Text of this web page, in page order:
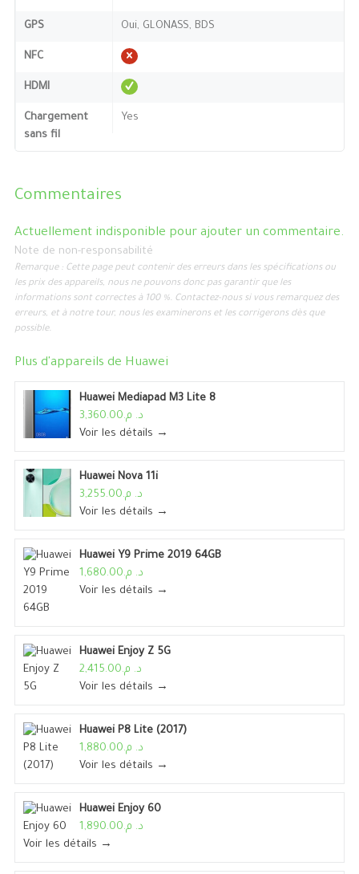
GPS Oui, GLONASS, BDS
NFC
HDMI
Chargement
sans fil
Yes
Commentaires
Actuellement indisponible pour ajouter un commentaire.
Note de non-responsabilité
Remarque : Cette page peut contenir des erreurs dans les spécifications ou
les prix des appareils, nous ne pouvons donc pas garantir que les
informations sont correctes à 100 %. Contactez-nous si vous remarquez des
erreurs, et à notre tour, nous les examinerons et les corrigerons dès que
possible.
Plus d'appareils de Huawei
Huawei Mediapad M3 Lite 8
د. م.3,360.00
Voir les détails →
Huawei Nova 11i
د. م.3,255.00
Voir les détails →
Huawei Y9 Prime 2019 64GB
د. م.1,680.00
Voir les détails →
Huawei Enjoy Z 5G
د. م.2,415.00
Voir les détails →
Huawei P8 Lite (2017)
د. م.1,880.00
Voir les détails →
Huawei Enjoy 60
د. م.1,890.00
Voir les détails →